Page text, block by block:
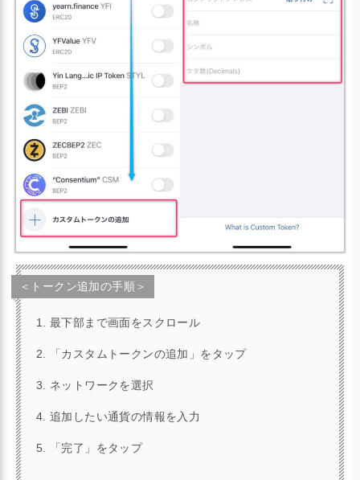
＜トークン追加の手順＞
最下部まで画面をスクロール
「カスタムトークンの追加」をタップ
ネットワークを選択
追加したい通貨の情報を入力
「完了」をタップ